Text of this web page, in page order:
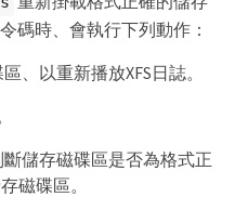
碼時、會執行下列動作：
、以重新播放XFS日誌。
儲存磁碟區是否為格式正
磁碟區。